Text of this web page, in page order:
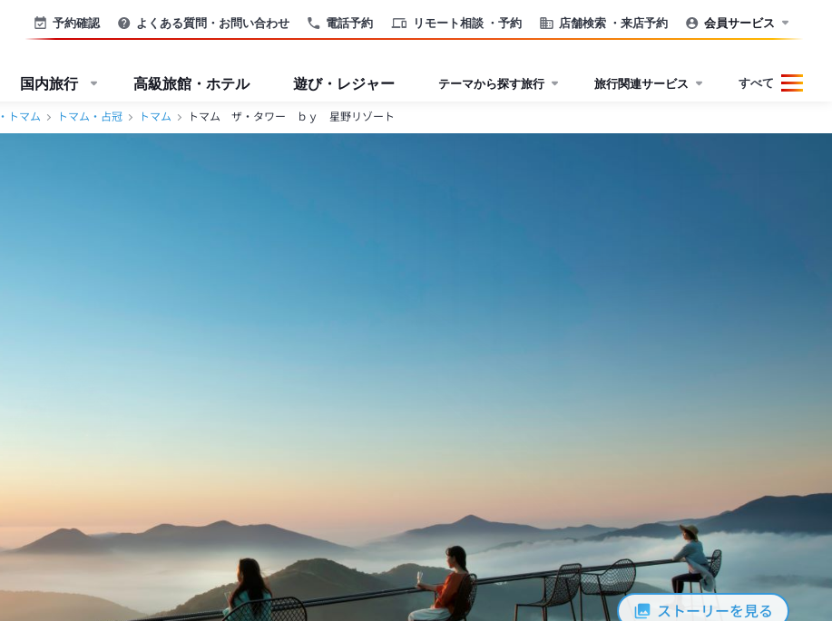
電話予約 リモート相談 ・予約 店舗検索 ・来店予約
予約確認 よくある質問・お問い合わせ 会員サービス
国内旅行 高級旅館・ホテル 遊び・レジャー テーマから探す旅行 旅行関連サービス すべて
トマム トマム・占冠 トマム トマム ザ・タワー ｂｙ 星野リゾート
ストーリーを見る